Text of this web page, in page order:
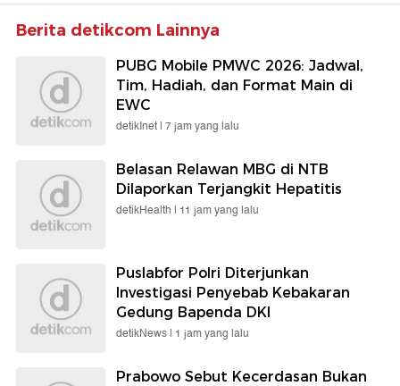
Berita detikcom Lainnya
PUBG Mobile PMWC 2026: Jadwal,
Tim, Hadiah, dan Format Main di
EWC
detikInet | 7 jam yang lalu
Belasan Relawan MBG di NTB
Dilaporkan Terjangkit Hepatitis
detikHealth | 11 jam yang lalu
Puslabfor Polri Diterjunkan
Investigasi Penyebab Kebakaran
Gedung Bapenda DKI
detikNews | 1 jam yang lalu
Prabowo Sebut Kecerdasan Bukan